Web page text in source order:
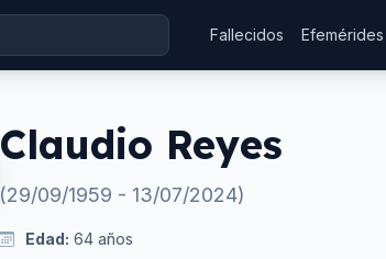
Fallecidos Efemérides
Claudio Reyes
(29/09/1959 - 13/07/2024)
Edad: 64 años